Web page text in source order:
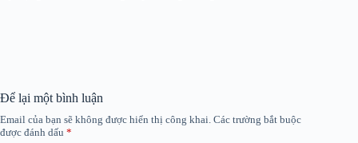
Để lại một bình luận
Email của bạn sẽ không được hiển thị công khai. Các trường bắt buộc
được đánh dấu *